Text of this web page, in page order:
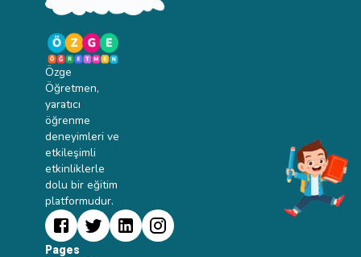
Özge
Öğretmen,
yaratıcı
öğrenme
deneyimleri ve
etkileşimli
etkinliklerle
dolu bir eğitim
platformudur.
Pages